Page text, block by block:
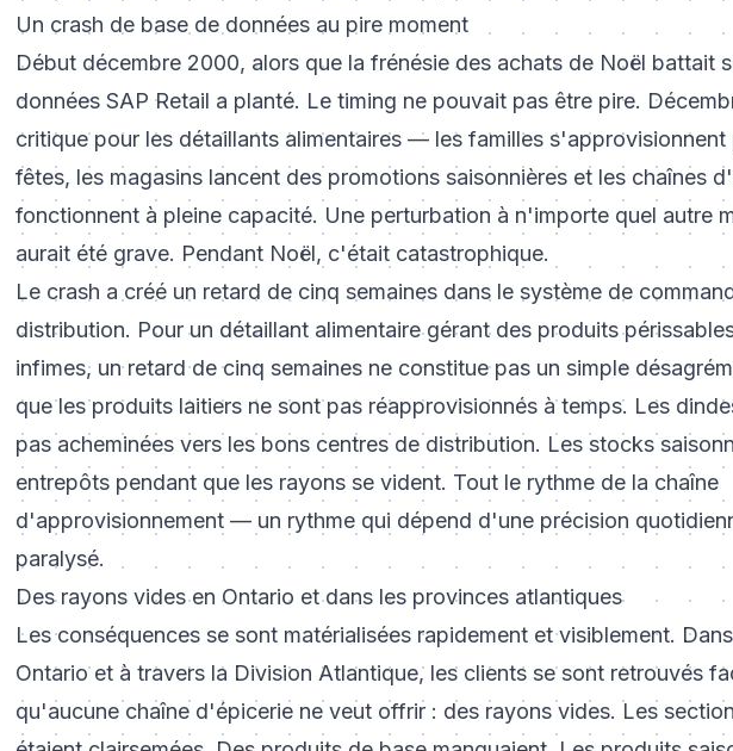
Un crash de base de données au pire moment
Début décembre 2000, alors que la frénésie des achats de Noël battait
données SAP Retail a planté. Le timing ne pouvait pas être pire.
critique pour les détaillants alimentaires — les familles s'approvisionnent
fêtes, les magasins lancent des promotions saisonnières et les chaînes
fonctionnent à pleine capacité. Une perturbation à n'importe quel autre
aurait été grave. Pendant Noël, c'était catastrophique.
Le crash a créé un retard de cinq semaines dans le système de
distribution. Pour un détaillant alimentaire gérant des produits
infimes, un retard de cinq semaines ne constitue pas un simple
que les produits laitiers ne sont pas réapprovisionnés à temps. Les
pas acheminées vers les bons centres de distribution. Les stocks
entrepôts pendant que les rayons se vident. Tout le rythme de la chaîne
d'approvisionnement — un rythme qui dépend d'une précision
paralysé.
Des rayons vides en Ontario et dans les provinces atlantiques
Les conséquences se sont matérialisées rapidement et visiblement.
Ontario et à travers la Division Atlantique, les clients se sont retrouvés
qu'aucune chaîne d'épicerie ne veut offrir : des rayons vides. Les